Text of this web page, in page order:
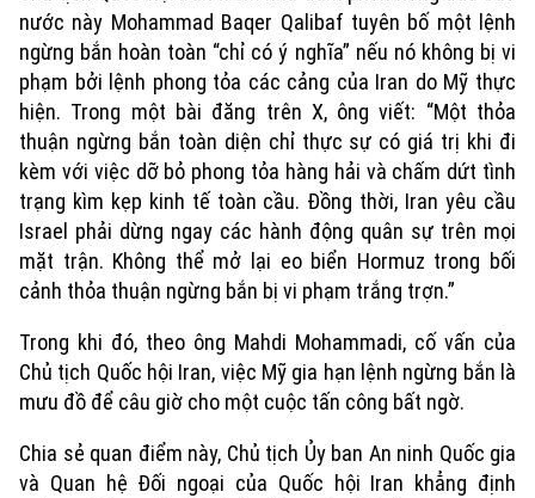
nước này Mohammad Baqer Qalibaf tuyên bố một lệnh
ngừng bắn hoàn toàn “chỉ có ý nghĩa” nếu nó không bị vi
phạm bởi lệnh phong tỏa các cảng của Iran do Mỹ thực
hiện. Trong một bài đăng trên X, ông viết: “Một thỏa
thuận ngừng bắn toàn diện chỉ thực sự có giá trị khi đi
kèm với việc dỡ bỏ phong tỏa hàng hải và chấm dứt tình
trạng kìm kẹp kinh tế toàn cầu. Đồng thời, Iran yêu cầu
Israel phải dừng ngay các hành động quân sự trên mọi
mặt trận. Không thể mở lại eo biển Hormuz trong bối
cảnh thỏa thuận ngừng bắn bị vi phạm trắng trợn.”
Trong khi đó, theo ông Mahdi Mohammadi, cố vấn của
Chủ tịch Quốc hội Iran, việc Mỹ gia hạn lệnh ngừng bắn là
mưu đồ để câu giờ cho một cuộc tấn công bất ngờ.
Chia sẻ quan điểm này, Chủ tịch Ủy ban An ninh Quốc gia
và Quan hệ Đối ngoại của Quốc hội Iran khẳng định